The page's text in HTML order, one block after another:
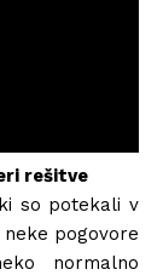
rešitve
so potekali v
pogovore
normalno